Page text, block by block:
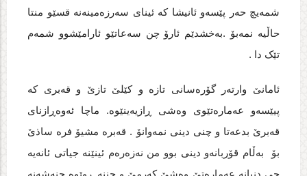
شمه‌یچ حه‌ر پێسه‌و ئانیشا که‌ ئینای سه‌رزه‌مینه‌نه‌ قسێو منتا
حاڵیه‌ نمه‌بۆ .به‌خشدێم ئارۆ چن سه‌عاتێو ئارامێشوو شمه‌م
تێک دا .
ئامانێ وارته‌ر گۆره‌سانی تازه‌ و کێلێ تازێ و قه‌بری که‌
پیێسه‌و عه‌ماره‌تێوی وه‌شی ڕازیه‌ینێوه‌. ماچا ئه‌وه‌ڕازنای
قه‌برێ بدعه‌تا و چنی دینی نمه‌وانۆ . قه‌بره‌ مشیۆ فره‌ ساذێ
بۆ به‌ڵام قۆربانه‌و دینی بوو من نه‌زه‌ره‌م ئینێنه‌ جیاتی ئانه‌یه‌
چی دنیانه‌ عه‌ماره‌تێ وه‌شێ که‌رمێ و چننه‌ ڕوێوه‌ چنه‌شه‌نه‌